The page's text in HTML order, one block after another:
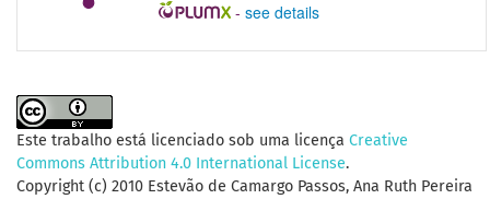
- see details
Este trabalho está licenciado sob uma licença Creative
Commons Attribution 4.0 International License.
Copyright (c) 2010 Estevão de Camargo Passos, Ana Ruth Pereira